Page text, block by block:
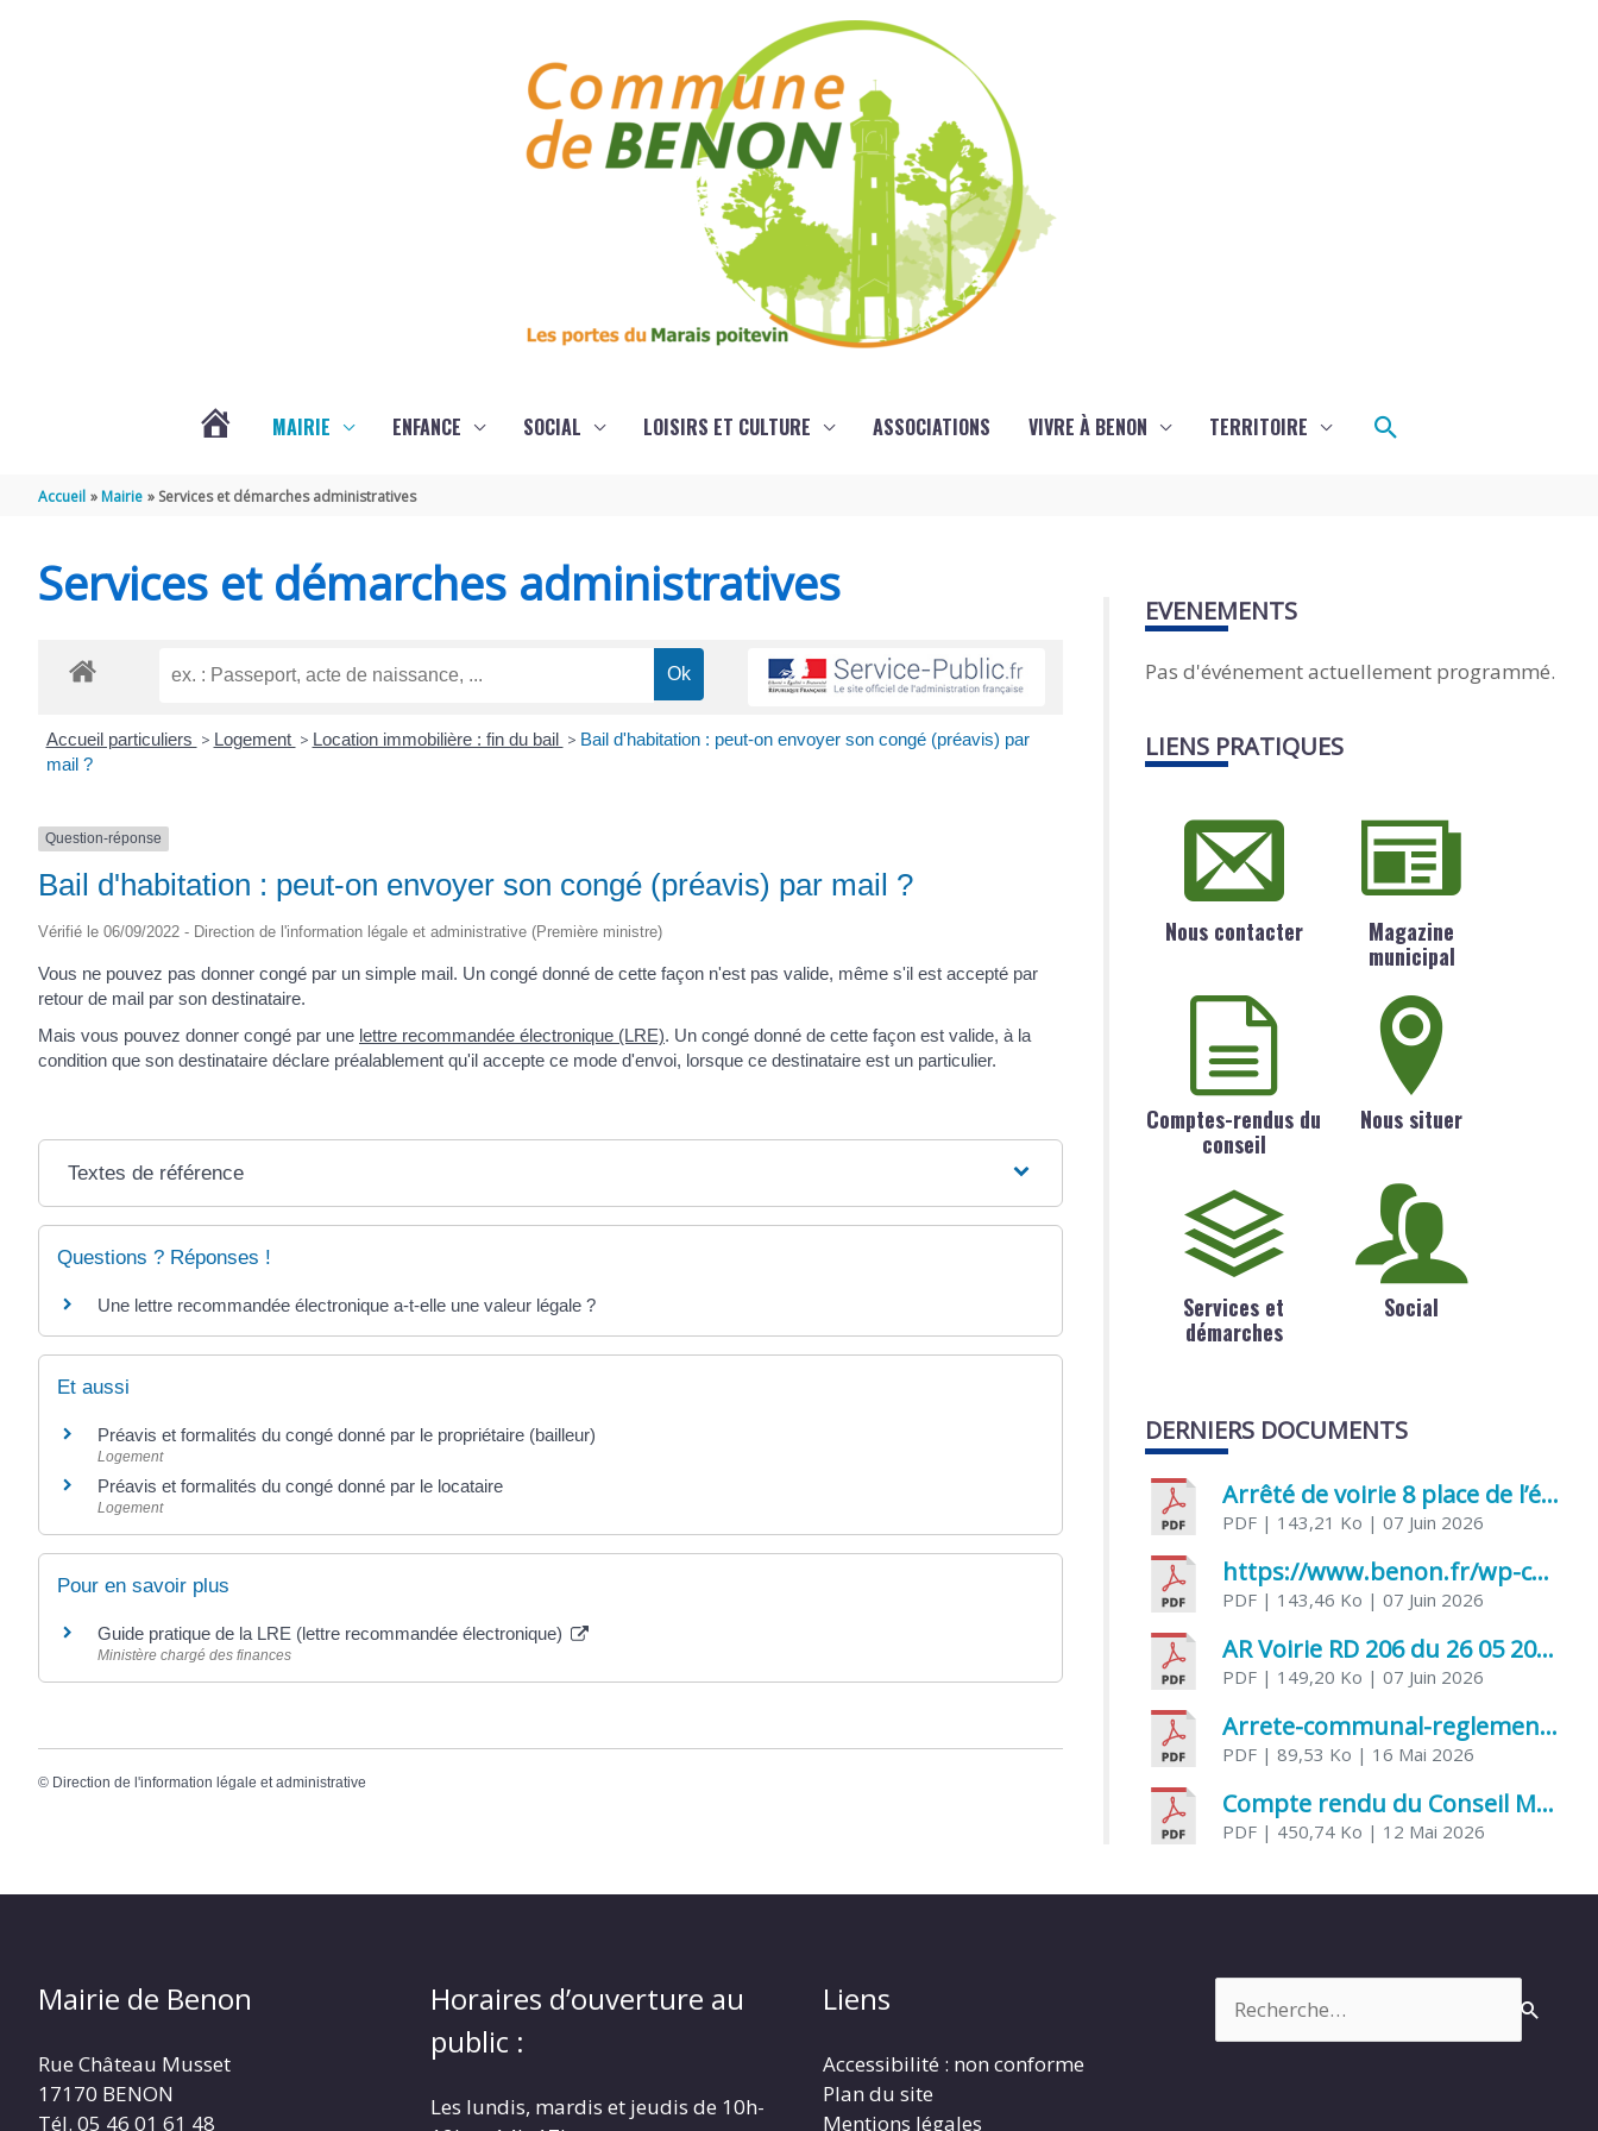
MAIRIE ENFANCE SOCIAL LOISIRS ET CULTURE ASSOCIATIONS VIVRE À BENON TERRITOIRE Rechercher
Accueil Mairie Services et démarches administratives
Services et démarches administratives
Accueil particuliers > Logement > Location immobilière : fin du bail > Bail d'habitation : peut-on envoyer son congé (préavis) par
mail ?
Question-réponse
Bail d'habitation : peut-on envoyer son congé (préavis) par mail ?
Vérifié le 06/09/2022 - Direction de l'information légale et administrative (Première ministre)
Vous ne pouvez pas donner congé par un simple mail. Un congé donné de cette façon n'est pas valide, même s'il est accepté par
retour de mail par son destinataire.
Mais vous pouvez donner congé par une lettre recommandée électronique (LRE). Un congé donné de cette façon est valide, à la
condition que son destinataire déclare préalablement qu'il accepte ce mode d'envoi, lorsque ce destinataire est un particulier.
Textes de référence
Questions ? Réponses !
Une lettre recommandée électronique a-t-elle une valeur légale ?
Et aussi
Préavis et formalités du congé donné par le propriétaire (bailleur)
Logement
Préavis et formalités du congé donné par le locataire
Logement
Pour en savoir plus
Guide pratique de la LRE (lettre recommandée électronique)
Ministère chargé des finances
© Direction de l'information légale et administrative
EVENEMENTS
Pas d'événement actuellement programmé.
LIENS PRATIQUES
Nous contacter
Magazine
municipal
Comptes-rendus du
conseil
Nous situer
Services et
démarches
Social
DERNIERS DOCUMENTS
Arrêté de voirie 8 place de l’église 17170 Benon
PDF | 143,21 Ko | 07 Juin 2026
https://www.benon.fr/wp-content/uploads/2026/06/AR-Voirie-Chemin-de-Lafond-du-26-05-2026.pdf
PDF | 143,46 Ko | 07 Juin 2026
AR Voirie RD 206 du 26 05 2026
PDF | 149,20 Ko | 07 Juin 2026
Arrete-communal-reglemenatnt-des-bruits-de-voisinage-et-des-activites-bruyantes
PDF | 89,53 Ko | 16 Mai 2026
Compte rendu du Conseil Municipal du 06 mai 2026
PDF | 450,74 Ko | 12 Mai 2026
Mairie de Benon
Rue Château Musset
17170 BENON
Tél. 05 46 01 61 48
Horaires d’ouverture au
public :
Les lundis, mardis et jeudis de 10h-
Liens
Accessibilité : non conforme
Plan du site
Mentions légales